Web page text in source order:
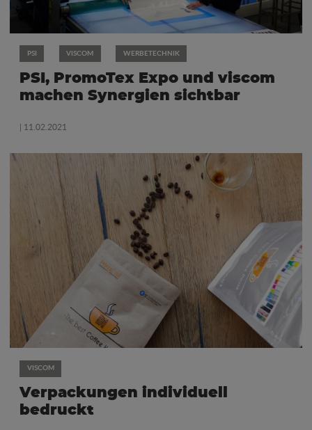
PSI VISCOM WERBETECHNIK
PSI, PromoTex Expo und viscom
machen Synergien sichtbar
| 11.02.2021
VISCOM
Verpackungen individuell
bedruckt